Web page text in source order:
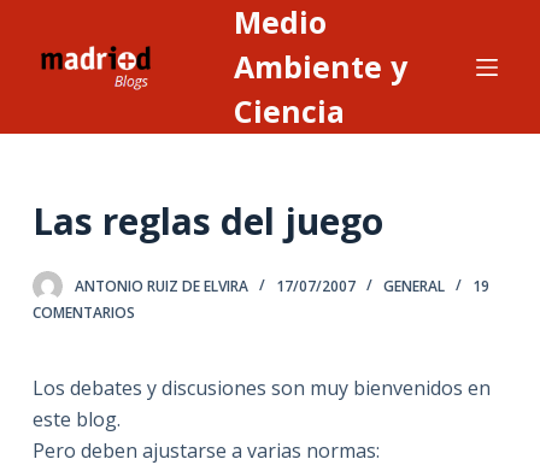
o
e
n
Medio
Ambiente y
Ciencia
Las reglas del juego
ANTONIO RUIZ DE ELVIRA 17/07/2007 GENERAL
19
COMENTARIOS
Los debates y discusiones son muy bienvenidos en
este blog.
Pero deben ajustarse a varias normas: